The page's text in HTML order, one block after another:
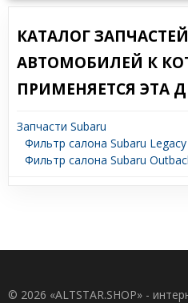
КАТАЛОГ
АВТОМОБИЛЕЙ К
ПРИМЕНЯЕТСЯ ЭТА
Запчасти Subaru
Фильтр салона Subaru Legacy
Фильтр салона Subaru
© 2026 «ALTSTAR.SHOP» -